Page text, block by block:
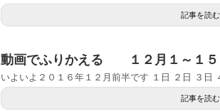
記事を読む
動画でふりかえる １２月１～１５
いよいよ２０１６年１２月前半です １日 ２日 ３日
記事を読む